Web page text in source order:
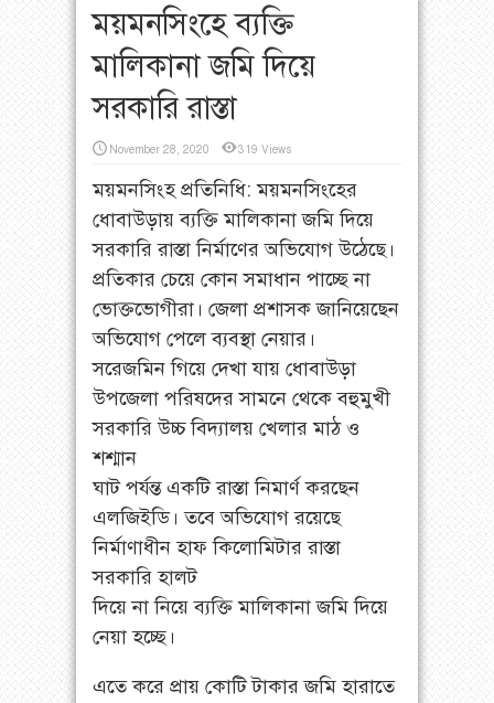
ময়মনসিংহে ব্যক্তি
মালিকানা জমি দিয়ে
সরকারি রাস্তা
November 28, 2020 319 Views
ময়মনসিংহ প্রতিনিধি: ময়মনসিংহের
ধোবাউড়ায় ব্যক্তি মালিকানা জমি দিয়ে
সরকারি রাস্তা নির্মাণের অভিযোগ উঠেছে।
প্রতিকার চেয়ে কোন সমাধান পাচ্ছে না
ভোক্তভোগীরা। জেলা প্রশাসক জানিয়েছেন
অভিযোগ পেলে ব্যবস্থা নেয়ার।
সরেজমিন গিয়ে দেখা যায় ধোবাউড়া
উপজেলা পরিষদের সামনে থেকে বহুমুখী
সরকারি উচ্চ বিদ্যালয় খেলার মাঠ ও
শশ্মান
ঘাট পর্যন্ত একটি রাস্তা নিমার্ণ করছেন
এলজিইডি। তবে অভিযোগ রয়েছে
নির্মাণাধীন হাফ কিলোমিটার রাস্তা
সরকারি হালট
দিয়ে না নিয়ে ব্যক্তি মালিকানা জমি দিয়ে
নেয়া হচ্ছে।
এতে করে প্রায় কোটি টাকার জমি হারাতে